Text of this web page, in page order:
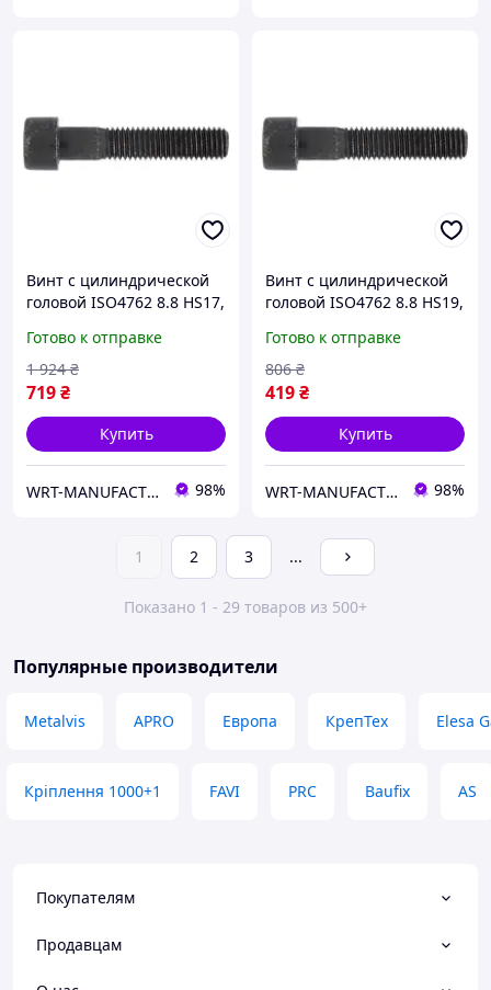
Винт с цилиндрической
головой ISO4762 8.8 HS17,
WURTH ( арт. 00822080 )
Готово к отправке
719₴
1 924 ₴
Купить
WRT-MANUFACTURING 98%
Винт с цилиндрической
головой ISO4762 8.8 HS19,
WURTH ( арт. 008224100 )
Готово к отправке
419₴
806 ₴
Купить
WRT-MANUFACTURING 98%
1 2 3 ...
Показано 1 - 29 товаров из 500+
Популярные производители
Metalvis APRO Европа КрепТех Elesa
Кріплення 1000+1 FAVI PRC Baufix AS
Покупателям
Продавцам